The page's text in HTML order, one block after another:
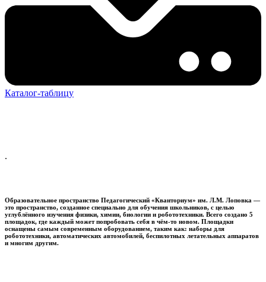
Каталог-таблицу
.
Образовательное пространство Педагогический «Кванториум» им. Л.М. Лоповка —
это пространство, созданное специально для обучения школьников, с целью
углублённого изучения физики, химии, биологии и робототехники. Всего создано 5
площадок, где каждый может попробовать себя в чём-то новом. Площадки
оснащены самым современным оборудованием, таким как: наборы для
робототехники, автоматических автомобилей, беспилотных летательных аппаратов
и многим другим.